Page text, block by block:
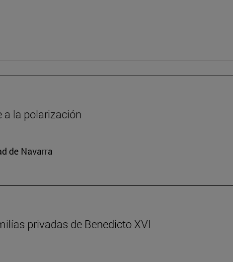
a la polarización
de Navarra
privadas de Benedicto XVI